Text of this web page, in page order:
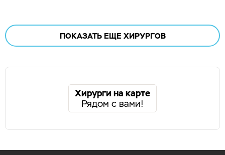
ПОКАЗАТЬ ЕЩЕХИРУРГОВ
Хирурги на карте
Рядом с вами!